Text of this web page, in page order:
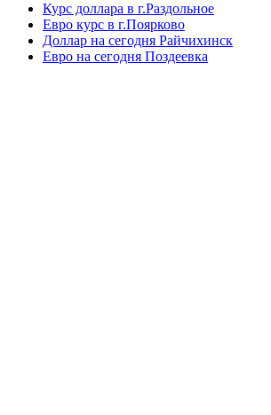
Курс доллара в г.Раздольное
Евро курс в г.Поярково
Доллар на сегодня Райчихинск
Евро на сегодня Поздеевка